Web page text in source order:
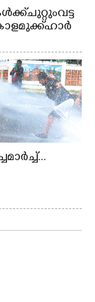
ചുറ്റും വട്ട
ഹാർ